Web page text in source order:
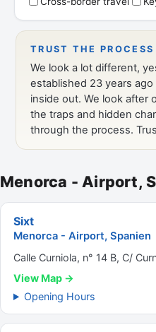
Menorca - Airport,
Sixt
Menorca - Airport, Spanien
Calle Curniola, n° 14 B, C/
View Map →
Opening Hours